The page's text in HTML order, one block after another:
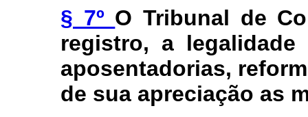
§ 7º O Tribunal de
registro, a
aposentadorias,
de sua apreciação as